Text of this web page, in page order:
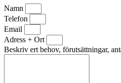
Namn
Telefon
Email
Adress + Ort
Beskriv ert behov, förutsättningar,